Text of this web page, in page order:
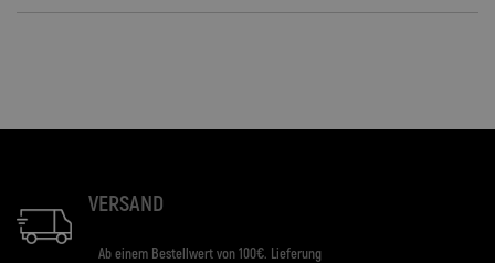
VERSAND
Ab einem Bestellwert von 100€. Lieferung